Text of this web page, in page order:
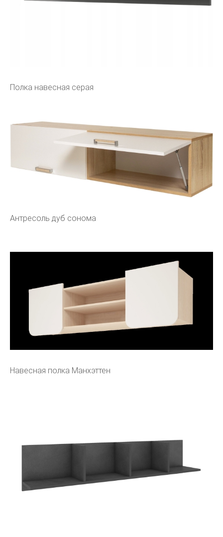
Полка навесная серая
Антресоль дуб сонома
Навесная полка Манхэттен